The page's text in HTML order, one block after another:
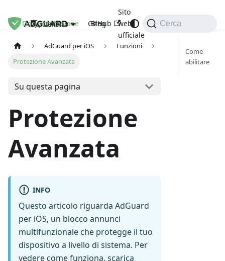
Documentazione Blog
Sito
web
ufficiale
Italiano GitHub Cerca
AdGuard per iOS
Funzioni
Protezione Avanzata
Su questa pagina
Protezione
Avanzata
INFO
Questo articolo riguarda AdGuard
per iOS, un blocco annunci
multifunzionale che protegge il tuo
dispositivo a livello di sistema. Per
vedere come funziona, scarica
Come
abilitare